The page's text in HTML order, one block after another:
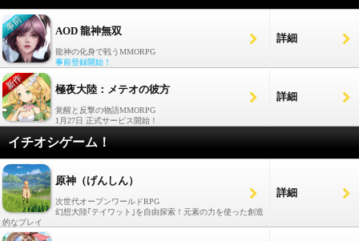
AOD 龍神無双
龍神の化身で戦うMMORPG
事前登録開始！
詳細
極夜大陸：メテオの彼方
覚醒と反撃の物語MMORPG
1月27日 正式サービス開始！
詳細
イチオシゲーム！
原神（げんしん）
次世代オープンワールドRPG
幻想大陸｢テイワット｣を自由探索！元素の力を使った創造
的なプレイ
詳細